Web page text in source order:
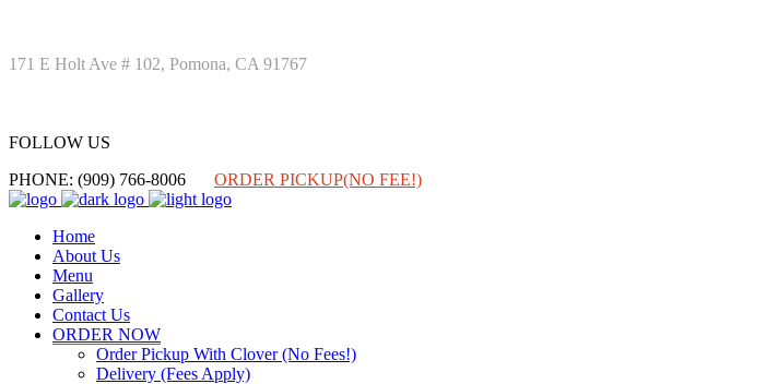
171 E Holt Ave # 102, Pomona, CA 91767
FOLLOW US
PHONE: (909) 766-8006
ORDER PICKUP(NO FEE!)
Home
About Us
Menu
Gallery
Contact Us
ORDER NOW
Order Pickup With Clover (No Fees!)
Delivery (Fees Apply)